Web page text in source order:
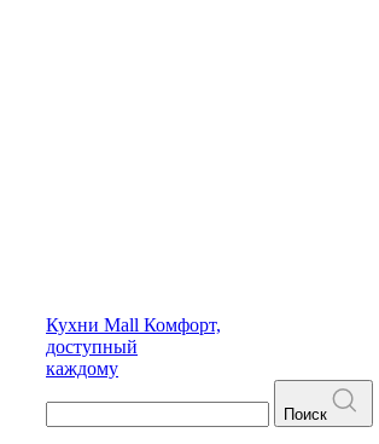
Кухни Mall Комфорт,
доступный
каждому
Поиск